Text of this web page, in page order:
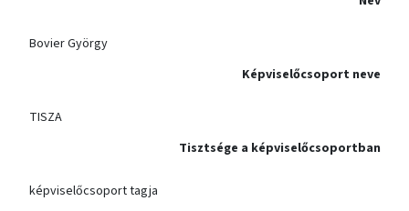
Bovier György
Képviselőcsoport neve
TISZA
Tisztsége a képviselőcsoportban
képviselőcsoport tagja